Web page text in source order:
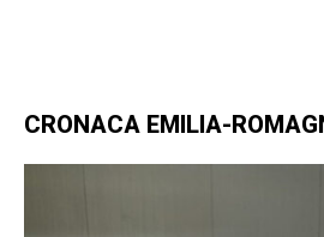
CRONACA EMILIA-